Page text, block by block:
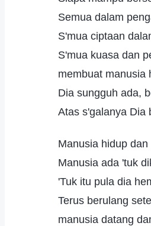
Semua dalam
S'mua ciptaan
S'mua kuasa dan
membuat manusia
Dia sungguh ada,
Atas s'galanya Dia
Manusia hidup
Manusia ada 'tuk
'Tuk itu pula dia
Terus berulang
manusia datang